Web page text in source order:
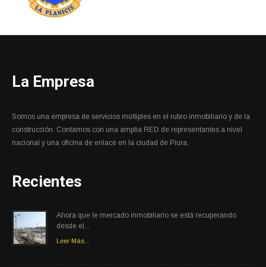
La Empresa
Somos una empresa de servicios múltiples en el rubro inmobiliario y de la
construcción. Contamos con una amplia RED de representantes a nivel
nacional y una oficina de enlace en la ciudad de Piura.
Recientes
Ahora que le mercado inmobiliario se está recuperando
desde el...
Leer Más...